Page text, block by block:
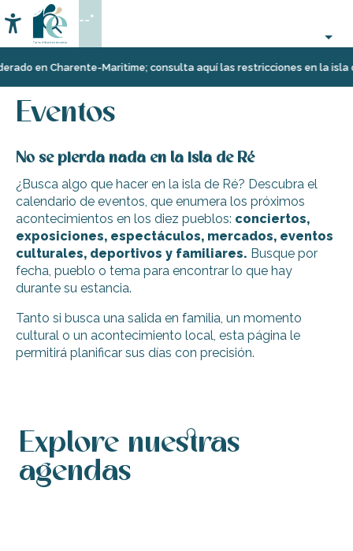
au
contenu
principalen Charente-Maritime; consulta aquí las restricciones en la isla
Accessibilité
Buscar
--°
Página Web
Organización
Eventos
Eventos
No se pierda nada en la isla de Ré
¿Busca algo que hacer en la isla de Ré? Descubra el
calendario de eventos, que enumera los próximos
acontecimientos en los diez pueblos: conciertos,
exposiciones, espectáculos, mercados, eventos
culturales, deportivos y familiares. Busque por
fecha, pueblo o tema para encontrar lo que hay
durante su estancia.
Tanto si busca una salida en familia, un momento
cultural o un acontecimiento local, esta página le
permitirá planificar sus días con precisión.
Explore nuestras
agendas